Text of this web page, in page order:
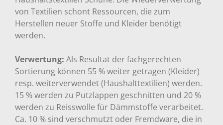
von Textilien schont Ressourcen, die zum
Herstellen neuer Stoffe und Kleider benötigt
werden.
Verwertung: Als Resultat der fachgerechten
Sortierung können 55 % weiter getragen (Kleider)
resp. weiterverwendet (Haushalttextilien) werden.
15 % werden zu Putzlappen geschnitten und 20 %
werden zu Reisswolle für Dämmstoffe verarbeitet.
Ca. 10 % sind verschmutzt oder Fremdware, die in